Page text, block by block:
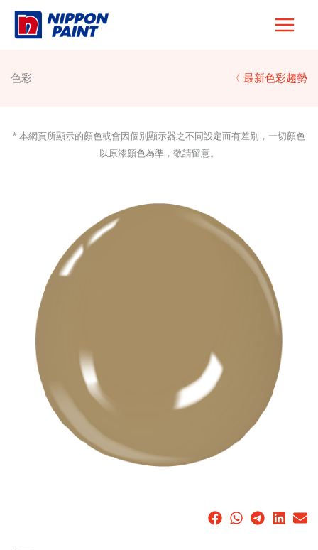
Skip
色彩 〈 最新色彩趨勢
* 本網頁所顯示的顏色或會因個別顯示器之不同設定而有差別，一切顏色
以原漆顏色為準，敬請留意。